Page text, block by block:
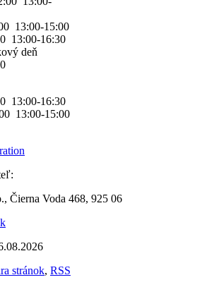
13:00-15:00
13:00-16:30
deň
13:00-16:30
13:00-15:00
Čierna Voda 468, 925 06
stránok, RSS